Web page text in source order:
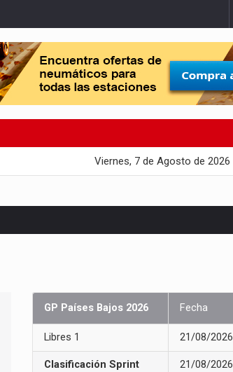
Viernes, 7 de Agosto de 2026
GP Países Bajos 2026 Fecha
Libres 1 21/08/2026
Clasificación Sprint 21/08/2026